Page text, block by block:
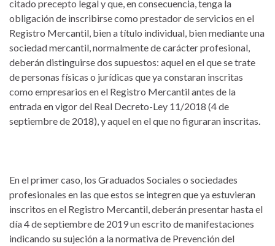
citado precepto legal y que, en consecuencia, tenga la
obligación de inscribirse como prestador de servicios en el
Registro Mercantil, bien a título individual, bien mediante una
sociedad mercantil, normalmente de carácter profesional,
deberán distinguirse dos supuestos: aquel en el que se trate
de personas físicas o jurídicas que ya constaran inscritas
como empresarios en el Registro Mercantil antes de la
entrada en vigor del Real Decreto-Ley 11/2018 (4 de
septiembre de 2018), y aquel en el que no figuraran inscritas.
En el primer caso, los Graduados Sociales o sociedades
profesionales en las que estos se integren que ya estuvieran
inscritos en el Registro Mercantil, deberán presentar hasta el
día 4 de septiembre de 2019 un escrito de manifestaciones
indicando su sujeción a la normativa de Prevención del